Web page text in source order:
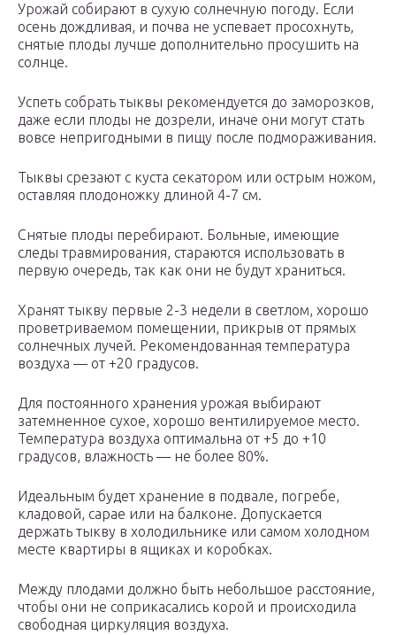
Урожай собирают в сухую солнечную погоду. Если
осень дождливая, и почва не успевает просохнуть,
снятые плоды лучше дополнительно просушить на
солнце.
Успеть собрать тыквы рекомендуется до заморозков,
даже если плоды не дозрели, иначе они могут стать
вовсе непригодными в пищу после подмораживания.
Тыквы срезают с куста секатором или острым ножом,
оставляя плодоножку длиной 4-7 см.
Снятые плоды перебирают. Больные, имеющие
следы травмирования, стараются использовать в
первую очередь, так как они не будут храниться.
Хранят тыкву первые 2-3 недели в светлом, хорошо
проветриваемом помещении, прикрыв от прямых
солнечных лучей. Рекомендованная температура
воздуха — от +20 градусов.
Для постоянного хранения урожая выбирают
затемненное сухое, хорошо вентилируемое место.
Температура воздуха оптимальна от +5 до +10
градусов, влажность — не более 80%.
Идеальным будет хранение в подвале, погребе,
кладовой, сарае или на балконе. Допускается
держать тыкву в холодильнике или самом холодном
месте квартиры в ящиках и коробках.
Между плодами должно быть небольшое расстояние,
чтобы они не соприкасались корой и происходила
свободная циркуляция воздуха.